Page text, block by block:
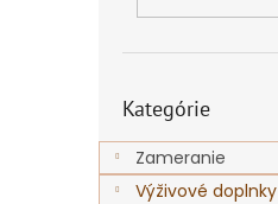
kategórie
Kategórie
Zameranie
Výživové doplnky